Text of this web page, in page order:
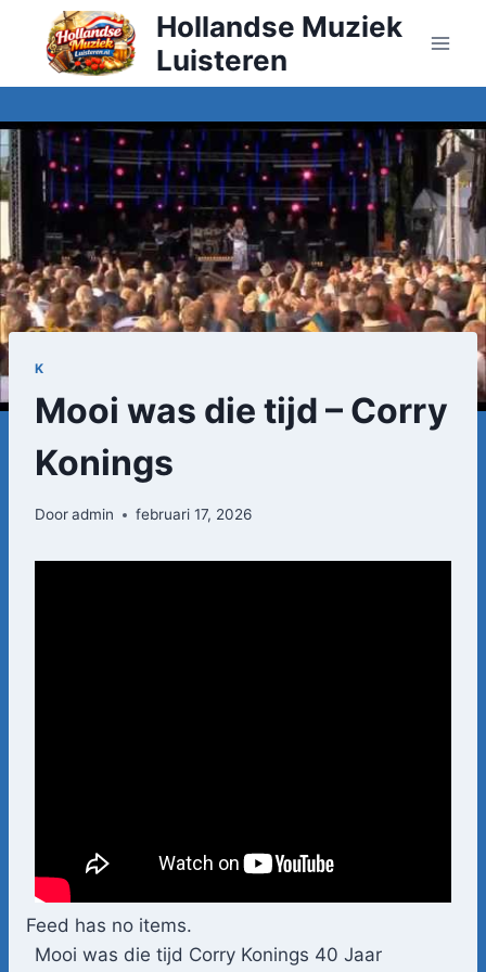
Doorgaan
inhoud
Hollandse Muziek
Luisteren
K
Mooi was die tijd – Corry
Konings
Dooradmin februari 17, 2026
Feed has no items.
Mooi was die tijd Corry Konings 40 Jaar